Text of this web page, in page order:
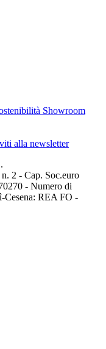
Showroom
alla newsletter
2 - Cap. Soc.euro
- Numero di
Cesena: REA FO -